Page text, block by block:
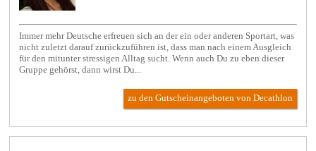
Immer mehr Deutsche erfreuen sich an der ein oder anderen Sportart, was
nicht zuletzt darauf zurückzuführen ist, dass man nach einem Ausgleich
für den mitunter stressigen Alltag sucht. Wenn auch Du zu eben dieser
Gruppe gehörst, dann wirst Du...
zu den Gutscheinangeboten von Decathlon